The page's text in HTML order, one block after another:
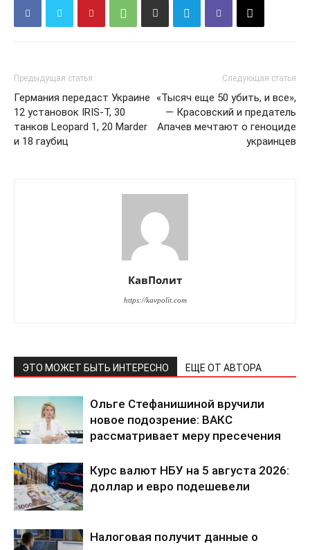
Предыдущая статья
Германия передаст Украине
12 установок IRIS-T, 30
танков Leopard 1, 20 Marder
и 18 гаубиц
Следующая статья
«Тысяч еще 50 убить, и все»,
— Красовский и предатель
Апачев мечтают о геноциде
украинцев
КавПолит
https://kavpolit.com
ЭТО МОЖЕТ БЫТЬ ИНТЕРЕСНО ЕЩЕ ОТ АВТОРА
Ольге Стефанишиной вручили
новое подозрение: ВАКС
рассматривает меру пресечения
Курс валют НБУ на 5 августа 2026:
доллар и евро подешевели
Налоговая получит данные о